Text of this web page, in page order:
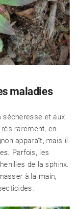
maladies
sécheresse et aux
rarement, en
apparaît, mais il
Parfois, les
de la sphinx.
à la main,